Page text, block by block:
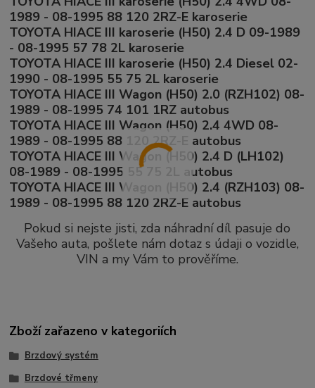
1989 - 08-1995 88 120 2RZ-E karoserie
TOYOTA HIACE III karoserie (H50) 2.4 D 09-1989
- 08-1995 57 78 2L karoserie
TOYOTA HIACE III karoserie (H50) 2.4 Diesel 02-
1990 - 08-1995 55 75 2L karoserie
TOYOTA HIACE III Wagon (H50) 2.0 (RZH102) 08-
1989 - 08-1995 74 101 1RZ autobus
TOYOTA HIACE III Wagon (H50) 2.4 4WD 08-
1989 - 08-1995 88 120 2RZ-E autobus
TOYOTA HIACE III Wagon (H50) 2.4 D (LH102)
08-1989 - 08-1995 55 75 2L autobus
TOYOTA HIACE III Wagon (H50) 2.4 (RZH103) 08-
1989 - 08-1995 88 120 2RZ-E autobus
Pokud si nejste jisti, zda náhradní díl pasuje do
Vašeho auta, pošlete nám dotaz s údaji o vozidle,
VIN a my Vám to prověříme.
Zboží zařazeno v kategoriích
Brzdový systém
Brzdové třmeny